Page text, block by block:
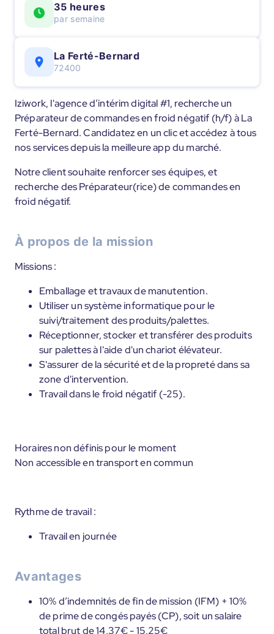
35 heures
par semaine
La Ferté-Bernard
72400
Iziwork, l'agence d’intérim digital #1, recherche un
Préparateur de commandes en froid négatif (h/f) à La
Ferté-Bernard. Candidatez en un clic et accédez à tous
nos services depuis la meilleure app du marché.
Notre client souhaite renforcer ses équipes, et
recherche des Préparateur(rice) de commandes en
froid négatif.
À propos de la mission
Missions :
Emballage et travaux de manutention.
Utiliser un système informatique pour le
suivi/traitement des produits/palettes.
Réceptionner, stocker et transférer des produits
sur palettes à l'aide d'un chariot élévateur.
S'assurer de la sécurité et de la propreté dans sa
zone d'intervention.
Travail dans le froid négatif (-25).
Horaires non définis pour le moment
Non accessible en transport en commun
Rythme de travail :
Travail en journée
Avantages
10% d’indemnités de fin de mission (IFM) + 10%
de prime de congés payés (CP), soit un salaire
total brut de 14,37€ - 15,25€